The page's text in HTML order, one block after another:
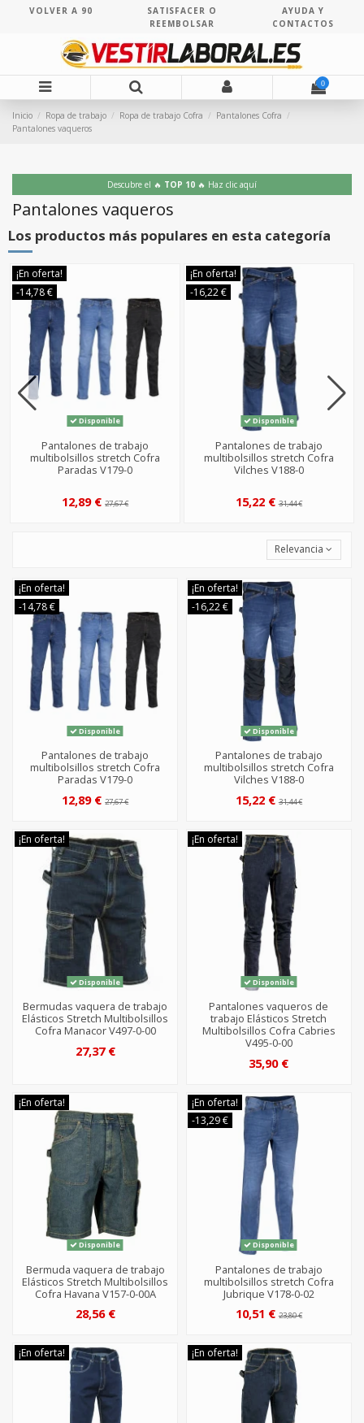
VOLVER A 90
SATISFACER O
REEMBOLSAR
AYUDA Y
CONTACTOS
0
Inicio Ropa de trabajo Ropa de trabajo Cofra
Pantalones Cofra
Pantalones vaqueros
Descubre el 🔥 TOP 10 🔥 Haz clic aquí
Pantalones vaqueros
Los productos más populares en esta categoría
¡En oferta!
-14,78 €
Disponible
Pantalones de trabajo
multibolsillos stretch Cofra
Paradas V179-0
12,89 €27,67 €
¡En oferta!
-16,22 €
Disponible
Pantalones de trabajo
multibolsillos stretch Cofra
Vilches V188-0
15,22 €31,44 €
Relevancia
¡En oferta!
-14,78 €
Disponible
Pantalones de trabajo
multibolsillos stretch Cofra
Paradas V179-0
12,89 €27,67 €
¡En oferta!
-16,22 €
Disponible
Pantalones de trabajo
multibolsillos stretch Cofra
Vilches V188-0
15,22 €31,44 €
¡En oferta!
Disponible
Bermudas vaquera de trabajo
Elásticos Stretch Multibolsillos
Cofra Manacor V497-0-00
27,37 €
¡En oferta!
Disponible
Pantalones vaqueros de
trabajo Elásticos Stretch
Multibolsillos Cofra Cabries
V495-0-00
35,90 €
¡En oferta!
Disponible
Bermuda vaquera de trabajo
Elásticos Stretch Multibolsillos
Cofra Havana V157-0-00A
28,56 €
¡En oferta!
-13,29 €
Disponible
Pantalones de trabajo
multibolsillos stretch Cofra
Jubrique V178-0-02
10,51 €23,80 €
¡En oferta! ¡En oferta!